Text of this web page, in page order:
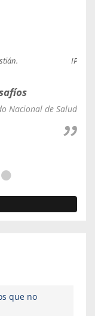
Nacional de Salud
que no